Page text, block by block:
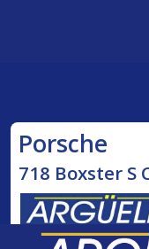
Porsche
718 Boxster S